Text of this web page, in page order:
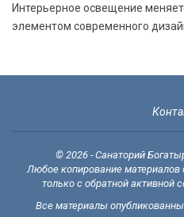
Интерьерное освещение
элементом современного
© 2026 - Санаторий
Любое копирование материалов
только с обратной активной
Все материалы